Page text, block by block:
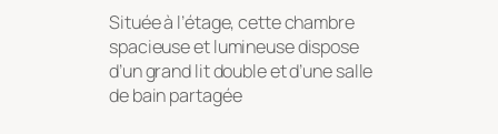
Située à l’étage, cette chambre
spacieuse et lumineuse dispose
d’un grand lit double et d’une salle
de bain partagée